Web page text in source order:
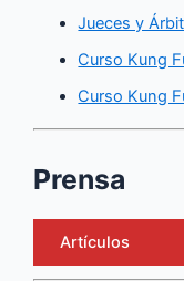
Jueces y
Curso Kung
Curso Kung
Prensa
Artículos